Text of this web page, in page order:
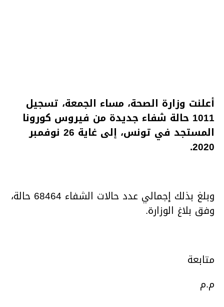
أعلنت وزارة الصحة، مساء الجمعة، تسجيل
1011 حالة شفاء جديدة من فيروس كورونا
المستجد في تونس، إلى غاية 26 نوفمبر
2020.
وبلغ بذلك إجمالي عدد حالات الشفاء 68464 حالة،
وفق بلاغ الوزارة.
متابعة
م.م